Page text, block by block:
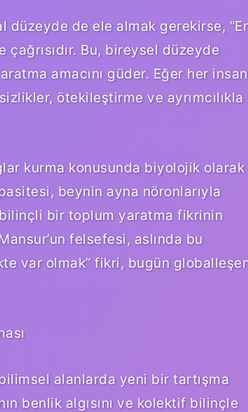
düzeyde de ele almak gerekirse,
Bu, bireysel düzeyde
amacını güder. Eğer her
ötekileştirme ve ayrımcılıkla
kurma konusunda biyolojik olarak
beynin ayna nöronlarıyla
bir toplum yaratma fikrinin
felsefesi, aslında bu
var olmak” fikri, bugün
alanlarda yeni bir tartışma
benlik algısını ve kolektif bilinçle